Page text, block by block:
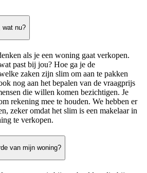
wat nu?
als je een woning gaat verkopen.
past bij jou? Hoe ga je de
zaken zijn slim om aan te pakken
nog aan het bepalen van de vraagprijs
die willen komen bezichtigen. Je
rekening mee te houden. We hebben er
zeker omdat het slim is een makelaar in
te verkopen.
van mijn woning?